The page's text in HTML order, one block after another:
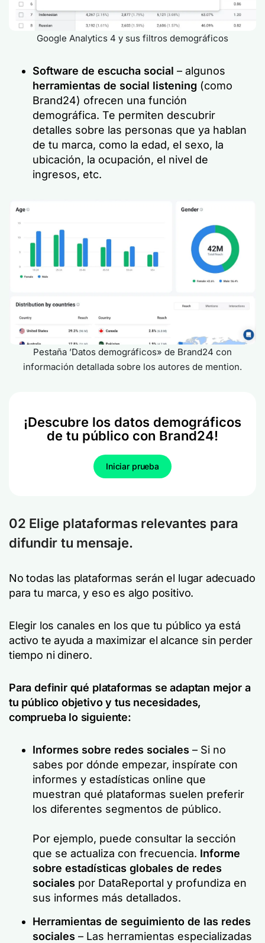
Google Analytics 4 y sus filtros demográficos
Software de escucha social – algunos
herramientas de social listening (como
Brand24) ofrecen una función
demográfica. Te permiten descubrir
detalles sobre las personas que ya hablan
de tu marca, como la edad, el sexo, la
ubicación, la ocupación, el nivel de
ingresos, etc.
Pestaña ’Datos demográficos» de Brand24 con
información detallada sobre los autores de mention.
¡Descubre los datos demográficos
de tu público con Brand24!
Iniciar prueba
02 Elige plataformas relevantes para
difundir tu mensaje.
No todas las plataformas serán el lugar adecuado
para tu marca, y eso es algo positivo.
Elegir los canales en los que tu público ya está
activo te ayuda a maximizar el alcance sin perder
tiempo ni dinero.
Para definir qué plataformas se adaptan mejor a
tu público objetivo y tus necesidades,
comprueba lo siguiente:
Informes sobre redes sociales – Si no
sabes por dónde empezar, inspírate con
informes y estadísticas online que
muestran qué plataformas suelen preferir
los diferentes segmentos de público.
Por ejemplo, puede consultar la sección
que se actualiza con frecuencia. Informe
sobre estadísticas globales de redes
sociales por DataReportal y profundiza en
sus informes más detallados.
Herramientas de seguimiento de las redes
sociales – Las herramientas especializadas